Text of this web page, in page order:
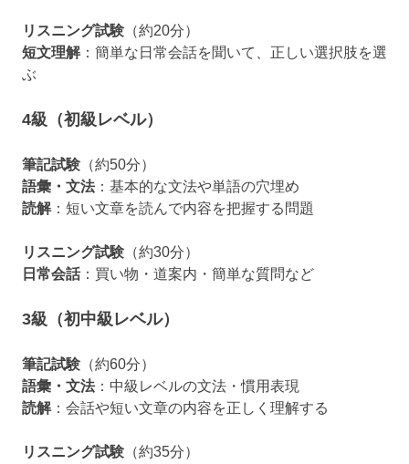
リスニング試験 （約20分）
短文理解：簡単な日常会話を聞いて、正しい選択肢を選
ぶ
4級（初級レベル）
筆記試験 （約50分）
語彙・文法：基本的な文法や単語の穴埋め
読解：短い文章を読んで内容を把握する問題
リスニング試験 （約30分）
日常会話：買い物・道案内・簡単な質問など
3級（初中級レベル）
筆記試験 （約60分）
語彙・文法：中級レベルの文法・慣用表現
読解：会話や短い文章の内容を正しく理解する
リスニング試験 （約35分）